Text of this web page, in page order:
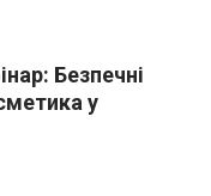
Безпечні
у